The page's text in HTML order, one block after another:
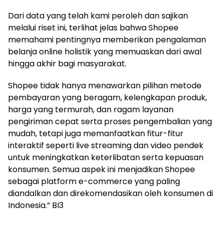
Dari data yang telah kami peroleh dan sajikan
melalui riset ini, terlihat jelas bahwa Shopee
memahami pentingnya memberikan pengalaman
belanja online holistik yang memuaskan dari awal
hingga akhir bagi masyarakat.
Shopee tidak hanya menawarkan pilihan metode
pembayaran yang beragam, kelengkapan produk,
harga yang termurah, dan ragam layanan
pengiriman cepat serta proses pengembalian yang
mudah, tetapi juga memanfaatkan fitur-fitur
interaktif seperti live streaming dan video pendek
untuk meningkatkan keterlibatan serta kepuasan
konsumen. Semua aspek ini menjadikan Shopee
sebagai platform e-commerce yang paling
diandalkan dan direkomendasikan oleh konsumen di
Indonesia.” BI3